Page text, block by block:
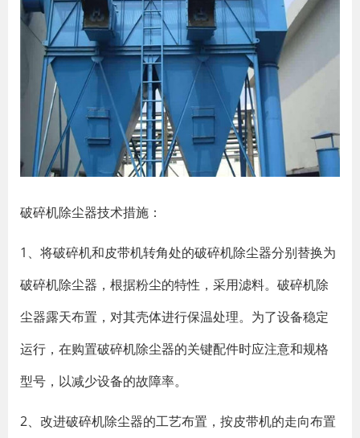
破碎机除尘器技术措施：
1、将破碎机和皮带机转角处的破碎机除尘器分别替换为
破碎机除尘器，根据粉尘的特性，采用滤料。破碎机除
尘器露天布置，对其壳体进行保温处理。为了设备稳定
运行，在购置破碎机除尘器的关键配件时应注意和规格
型号，以减少设备的故障率。
2、改进破碎机除尘器的工艺布置，按皮带机的走向布置